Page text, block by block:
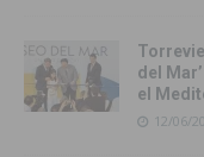
del
el
12/06/